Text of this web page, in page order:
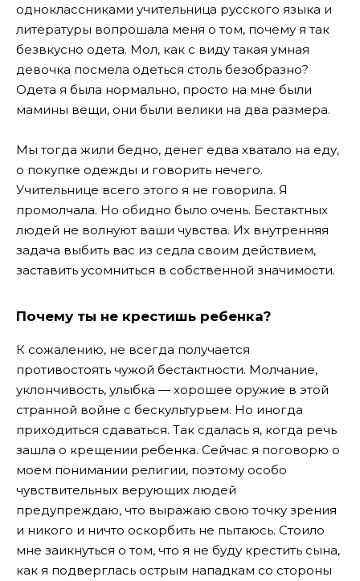
одноклассниками учительница русского языка и
литературы вопрошала меня о том, почему я так
безвкусно одета. Мол, как с виду такая умная
девочка посмела одеться столь безобразно?
Одета я была нормально, просто на мне были
мамины вещи, они были велики на два размера.
Мы тогда жили бедно, денег едва хватало на еду,
о покупке одежды и говорить нечего.
Учительнице всего этого я не говорила. Я
промолчала. Но обидно было очень. Бестактных
людей не волнуют ваши чувства. Их внутренняя
задача выбить вас из седла своим действием,
заставить усомниться в собственной значимости.
Почему ты не крестишь ребенка?
К сожалению, не всегда получается
противостоять чужой бестактности. Молчание,
уклончивость, улыбка — хорошее оружие в этой
странной войне с бескультурьем. Но иногда
приходиться сдаваться. Так сдалась я, когда речь
зашла о крещении ребенка. Сейчас я поговорю о
моем понимании религии, поэтому особо
чувствительных верующих людей
предупреждаю, что выражаю свою точку зрения
и никого и ничто оскорбить не пытаюсь. Стоило
мне заикнуться о том, что я не буду крестить сына,
как я подверглась острым нападкам со стороны